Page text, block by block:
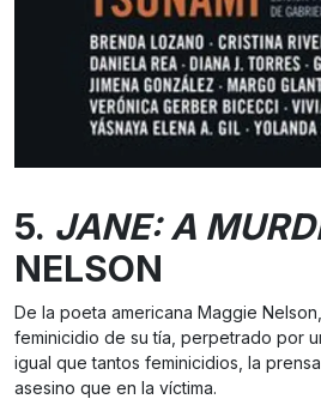
5. JANE: A
NELSON
De la poeta americana Maggie
feminicidio de su tía, perpetrado por
igual que tantos feminicidios, la
asesino que en la víctima.